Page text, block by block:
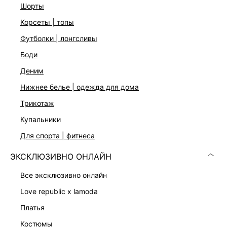
шорты
корсеты | топы
футболки | лонгсливы
боди
деним
нижнее белье | одежда для дома
трикотаж
купальники
для спорта | фитнеса
ЭКСКЛЮЗИВНО ОНЛАЙН
все эксклюзивно онлайн
love republic x lamoda
платья
костюмы
Плотная ткань джерси
Облегающий крой с драпировками
Воротник-стойка
Застежка на скрытую молнию на спинке
голубой
На модели размер 44. Крой модели соответствует
ДОСТАВКА И ВОЗВРАТ
Подробные условия доставки и возврата